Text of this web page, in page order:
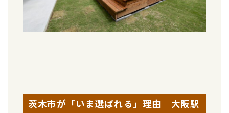
茨木市が「いま選ばれる」理由｜大阪駅